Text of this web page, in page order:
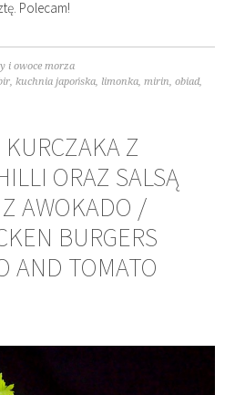
Polecam!
i owoce morza
,kuchnia japońska, limonka,mirin,obiad,
Z
ORAZ SALSĄ
AWOKADO /
BURGERS
AND TOMATO